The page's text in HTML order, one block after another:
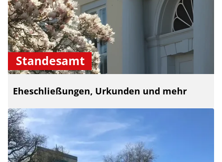
Standesamt
Eheschließungen, Urkunden und mehr